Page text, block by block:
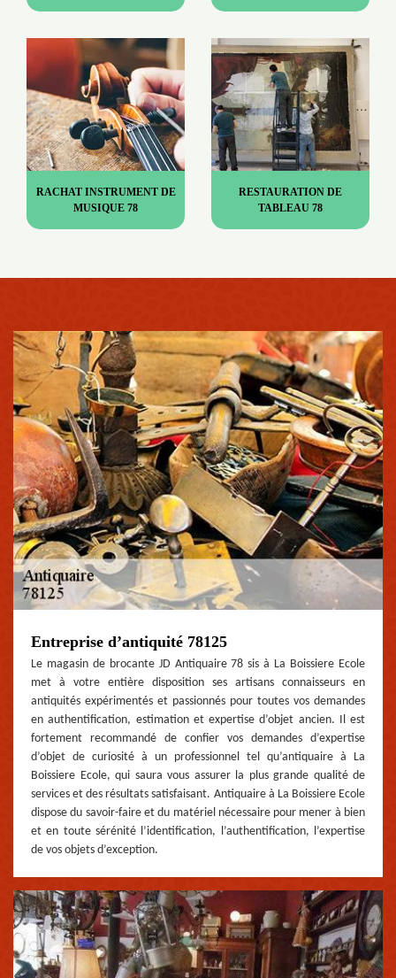
RACHAT INSTRUMENT DE
MUSIQUE 78
RESTAURATION DE
TABLEAU 78
Entreprise d’antiquité 78125
Le magasin de brocante JD Antiquaire 78 sis à La Boissiere Ecole
met à votre entière disposition ses artisans connaisseurs en
antiquités expérimentés et passionnés pour toutes vos demandes
en authentification, estimation et expertise d’objet ancien. Il est
fortement recommandé de confier vos demandes d’expertise
d’objet de curiosité à un professionnel tel qu’antiquaire à La
Boissiere Ecole, qui saura vous assurer la plus grande qualité de
services et des résultats satisfaisant. Antiquaire à La Boissiere Ecole
dispose du savoir-faire et du matériel nécessaire pour mener à bien
et en toute sérénité l’identification, l’authentification, l’expertise
de vos objets d’exception.